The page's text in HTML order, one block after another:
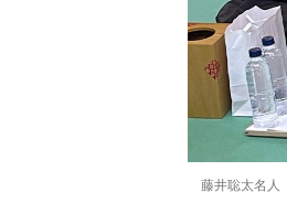
藤井聡太名人